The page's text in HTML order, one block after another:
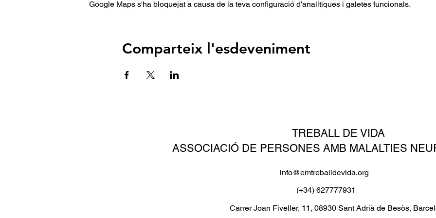
Google Maps s'ha bloquejat a causa de la teva configuració d'analítiques i galetes funcionals.
Comparteix l'esdeveniment
TREBALL DE VIDA
ASSOCIACIÓ DE PERSONES AMB MALALTIES
info@emtreballdevida.org
(+34) 627777931
Carrer Joan Fiveller, 11, 08930 Sant Adrià de Besòs,